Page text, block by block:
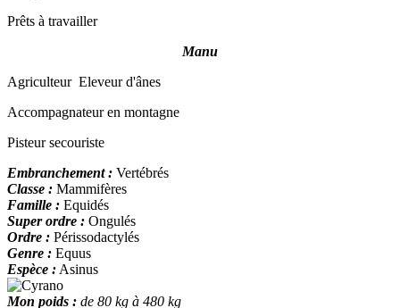
Prêts à travailler
Manu
Agriculteur Eleveur d'ânes
Accompagnateur en montagne
Pisteur secouriste
Embranchement : Vertébrés
Classe : Mammifères
Famille : Equidés
Super ordre : Ongulés
Ordre : Périssodactylés
Genre : Equus
Espèce : Asinus
Mon poids : de 80 kg à 480 kg